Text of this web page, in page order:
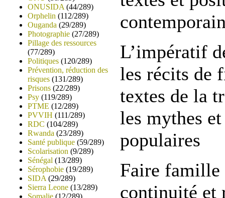
ONUSIDA (44/289)
Orphelin (112/289)
Ouganda (29/289)
Photographie (27/289)
Pillage des ressources
(77/289)
Politiques (120/289)
Prévention, réduction des
risques (131/289)
Prisons (22/289)
Psy (119/289)
PTME (12/289)
PVVIH (111/289)
RDC (104/289)
Rwanda (23/289)
Santé publique (59/289)
Scolarisation (9/289)
Sénégal (13/289)
Sérophobie (19/289)
SIDA (29/289)
Sierra Leone (13/289)
Somalie (12/289)
L’impératif
les récits de
textes de la
les mythes
populaires
Faire famille
continuité et